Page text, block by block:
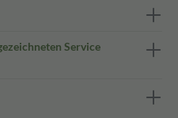
Service